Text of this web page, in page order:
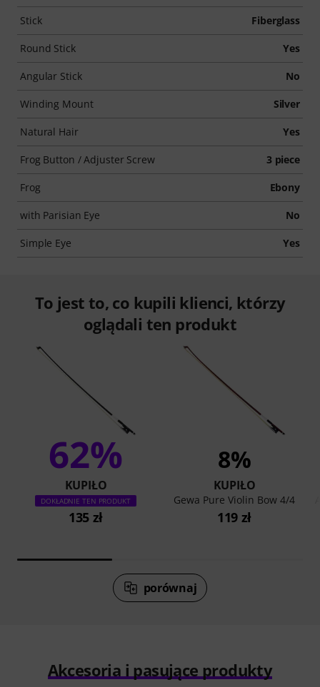
Stick Fiberglass
Round Stick Yes
Angular Stick No
Winding Mount Silver
Natural Hair Yes
Frog Button / Adjuster Screw 3 piece
Frog Ebony
with Parisian Eye No
Simple Eye Yes
To jest to, co kupili klienci, którzy
oglądali ten produkt
62%
KUPIŁO
DOKŁADNIE TEN PRODUKT
135 zł
8%
KUPIŁO
Gewa Pure Violin Bow 4/4
119 zł
porównaj
Akcesoria i pasujące produkty